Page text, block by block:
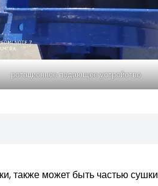
ротационное подающее устройство
также может быть частью сушки